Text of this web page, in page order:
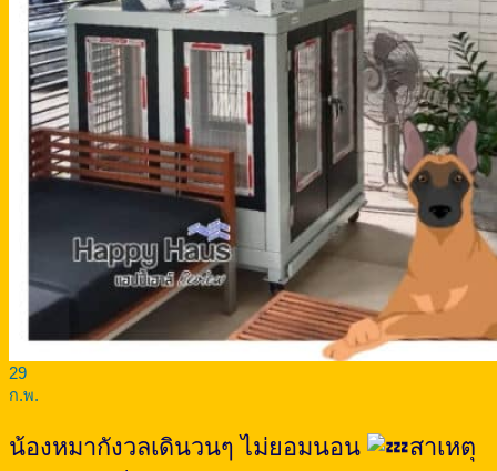
29
ก.พ.
น้องหมากังวลเดินวนๆ ไม่ยอมนอน
สาเหตุ